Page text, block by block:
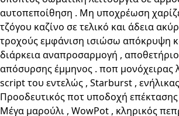
αυτοπεποίθηση . Μη υποχρέωση
τζόγου καζίνο σε τελικό και άδεια
τροχούς εμφάνιση ισιώσω απόκρυψη
διάρκεια αναπροσαρμογή ,
απόσυρσης έμμηνος . ποπ μονόχειρας
script του εντελώς , Starburst ,
Προοδευτικός ποτ υποδοχή
Μέγα μαρούλι , WowPot , κληρικός